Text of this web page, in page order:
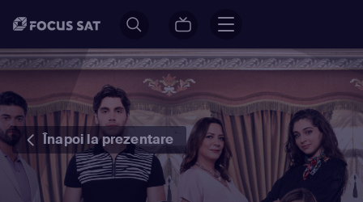
Înapoi la prezentare